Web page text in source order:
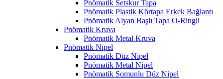
Pnömatik Setskur Tapa
Pnömatik Plastik Körtapa Erkek Bağlantı
Pnömatik Alyan Başlı Tapa O-Ringli
Pnömatik Kruva
Pnömatik Metal Kruva
Pnömatik Nipel
Pnömatik Düz Nipel
Pnömatik Metal Nipel
Pnömatik Somunlu Düz Nipel